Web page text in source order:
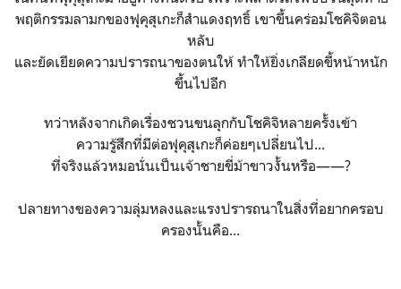
พฤติกรรมลามกของฟุคุสุเกะก็สำแดงฤทธิ์ เขาขึ้นคร่อมโชคิจิตอน
หลับ
และยัดเยียดความปรารถนาของตนให้ ทำให้ยิ่งเกลียดขี้หน้าหนัก
ขึ้นไปอีก
ทว่าหลังจากเกิดเรื่องชวนขนลุกกับโชคิจิหลายครั้งเข้า
ความรู้สึกที่มีต่อฟุคุสุเกะก็ค่อยๆเปลี่ยนไป...
ที่จริงแล้วหมอนั่นเป็นเจ้าชายขี่ม้าขาวงั้นหรือ——?
ปลายทางของความลุ่มหลงและแรงปรารถนาในสิ่งที่อยากครอบ
ครองนั้นคือ...